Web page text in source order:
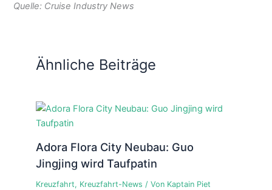
Quelle: Cruise Industry News
Ähnliche Beiträge
Adora Flora City Neubau: Guo
Jingjing wird Taufpatin
Kreuzfahrt, Kreuzfahrt-News / Von Kaptain Piet